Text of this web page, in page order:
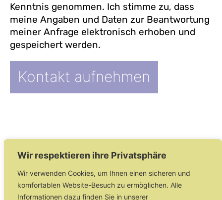
Wir respektieren ihre Privatsphäre
Wir verwenden Cookies, um Ihnen einen sicheren und
komfortablen Website-Besuch zu ermöglichen. Alle
Informationen dazu finden Sie in unserer
Kenntnis genommen. Ich stimme zu, dass
meine Angaben und Daten zur Beantwortung
meiner Anfrage elektronisch erhoben und
gespeichert werden.
Kontakt aufnehmen
IMPRESSUM|DATENSCHUTZ
WATSCHÖNET BUSINESS